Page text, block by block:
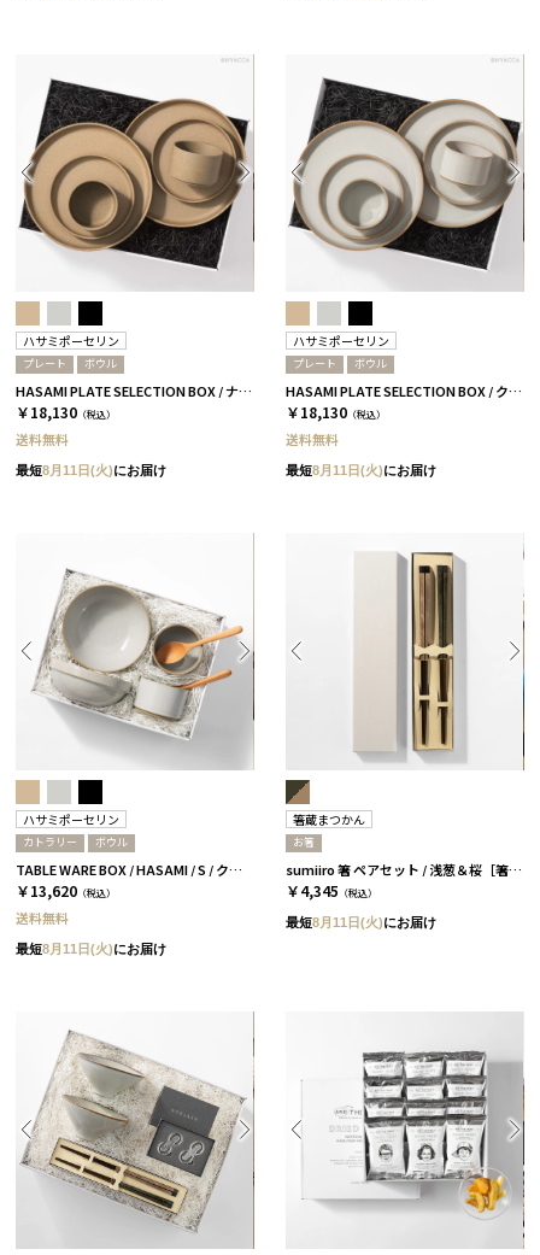
ハサミポーセリン
プレート ボウル
HASAMI PLATE SELECTION BOX / ナチュラル［ハサミポーセリン］
￥18,130 （税込）
送料無料
最短8月11日(火)にお届け
ハサミポーセリン
プレート ボウル
HASAMI PLATE SELECTION BOX / クリア［ハサミポーセリン］
￥18,130 （税込）
送料無料
最短8月11日(火)にお届け
ハサミポーセリン
カトラリー ボウル
TABLE WARE BOX / HASAMI / S / クリア［ハサミポーセリン］
￥13,620 （税込）
送料無料
最短8月11日(火)にお届け
箸蔵まつかん
お箸
sumiiro 箸 ペアセット / 浅葱＆桜［箸蔵まつかん］
￥4,345 （税込）
最短8月11日(火)にお届け